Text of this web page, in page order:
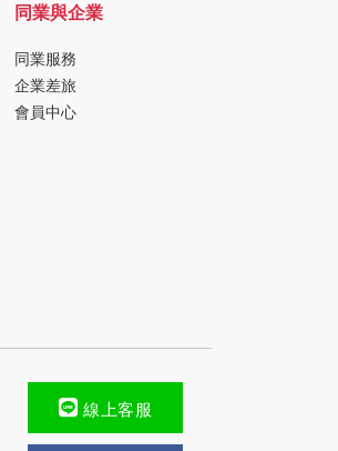
同業與企業
同業服務
企業差旅
會員中心
線上客服